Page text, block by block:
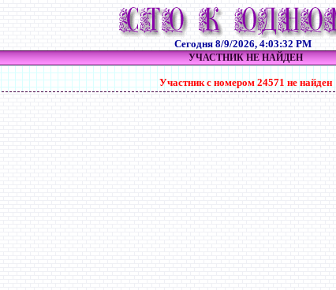
Сегодня 8/9/2026, 4:03:33 PM
УЧАСТНИК НЕ НАЙДЕН
Участник с номером 24571 не найден